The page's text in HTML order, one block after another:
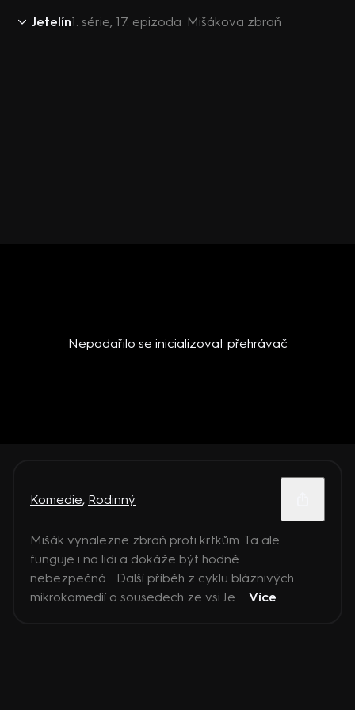
Jetelín1. série, 17. epizoda: Mišákova zbraň
Nepodařilo se inicializovat přehrávač
Komedie, Rodinný
Mišák vynalezne zbraň proti krtkům. Ta ale
funguje i na lidi a dokáže být hodně
nebezpečná... Další příběh z cyklu bláznivých
mikrokomedií o sousedech ze vsi Je ... Více